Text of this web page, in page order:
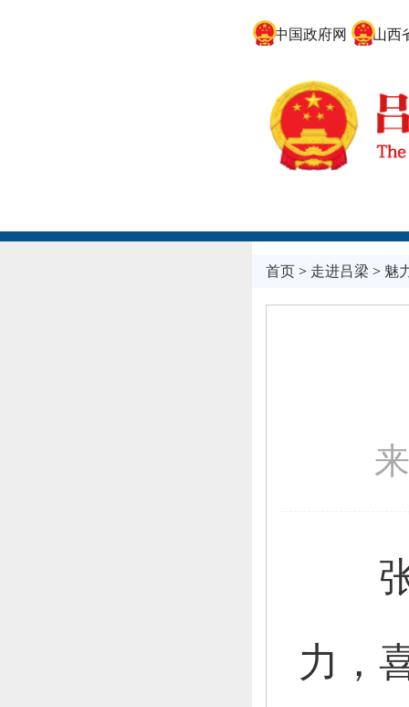
中国政府网 山西省
首页> 走进吕梁 > 魅
力，